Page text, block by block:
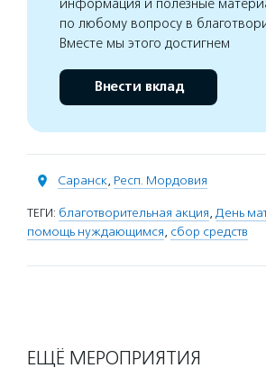
информация и полезные
по любому вопросу в
Вместе мы этого достигнем
Внести вклад
Саранск, Респ. Мордовия
ТЕГИ: благотворительная акция, День
помощь нуждающимся, сбор средств
ЕЩЁ МЕРОПРИЯТИЯ